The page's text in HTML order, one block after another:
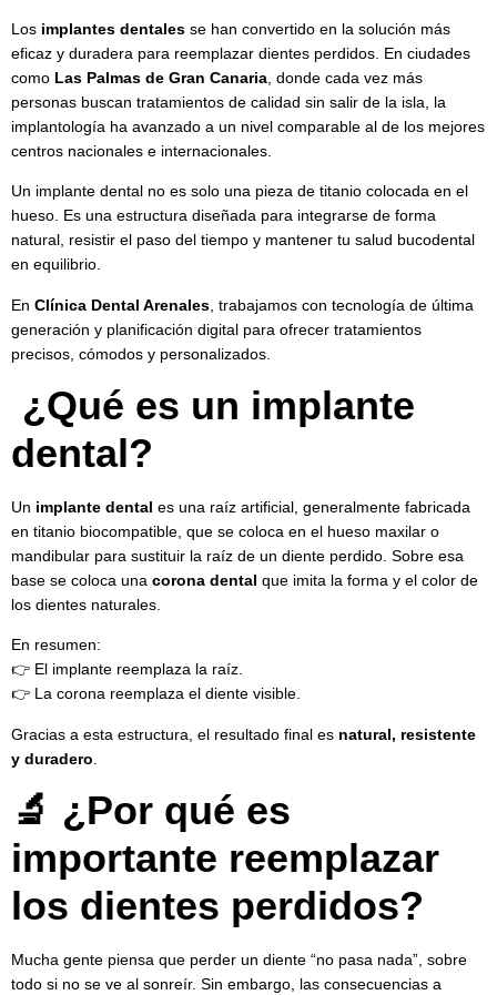
Los implantes dentales se han convertido en la solución más
eficaz y duradera para reemplazar dientes perdidos. En ciudades
como Las Palmas de Gran Canaria , donde cada vez más
personas buscan tratamientos de calidad sin salir de la isla, la
implantología ha avanzado a un nivel comparable al de los mejores
centros nacionales e internacionales.
Un implante dental no es solo una pieza de titanio colocada en el
hueso. Es una estructura diseñada para integrarse de forma
natural, resistir el paso del tiempo y mantener tu salud bucodental
en equilibrio.
En Clínica Dental Arenales , trabajamos con tecnología de última
generación y planificación digital para ofrecer tratamientos
precisos, cómodos y personalizados.
¿Qué es un implante
dental?
Un implante dental es una raíz artificial, generalmente fabricada
en titanio biocompatible, que se coloca en el hueso maxilar o
mandibular para sustituir la raíz de un diente perdido. Sobre esa
base se coloca una corona dental que imita la forma y el color de
los dientes naturales.
En resumen:
👉 El implante reemplaza la raíz.
👉 La corona reemplaza el diente visible.
Gracias a esta estructura, el resultado final es natural, resistente
y duradero
🔬 ¿Por qué es
importante reemplazar
los dientes perdidos?
Mucha gente piensa que perder un diente “no pasa nada”, sobre
todo si no se ve al sonreír. Sin embargo, las consecuencias a